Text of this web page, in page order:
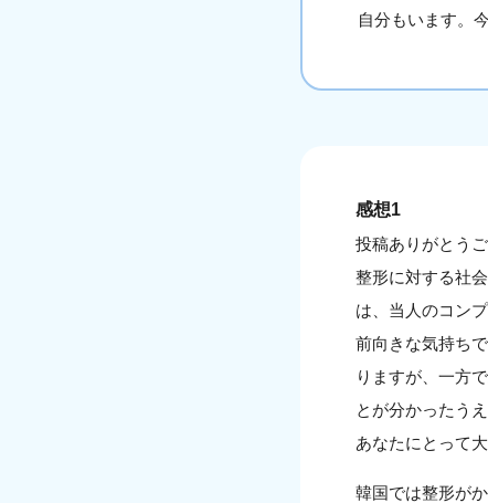
自分もいます。
感想1
投稿ありがとうご
整形に対する社
は、当人のコン
前向きな気持ち
りますが、一方
とが分かったう
あなたにとって
韓国では整形が